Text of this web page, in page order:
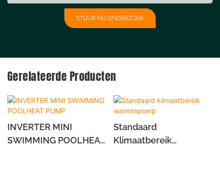
STUUR NU ONDERZOEK
Gerelateerde Producten
INVERTER MINI
SWIMMING POOLHEAT
Standaard
Klimaatbereik